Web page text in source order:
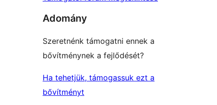
Adomány
Szeretnénk támogatni ennek a
bővítménynek a fejlődését?
Ha tehetjük, támogassuk ezt a
bővítményt